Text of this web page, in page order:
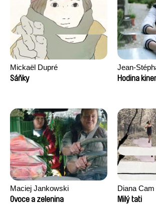
Mickaël Dupré
Sáňky
Jean-
Hodina
Maciej Jankowski
Ovoce a zelenina
Diana
Milý tati